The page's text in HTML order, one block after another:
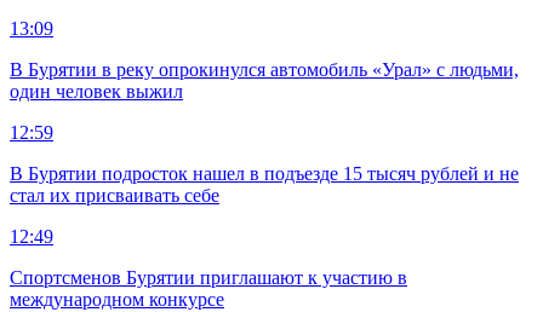
13:09
В Бурятии в реку опрокинулся автомобиль «Урал» с людьми,
один человек выжил
12:59
В Бурятии подросток нашел в подъезде 15 тысяч рублей и не
стал их присваивать себе
12:49
Спортсменов Бурятии приглашают к участию в
международном конкурсе